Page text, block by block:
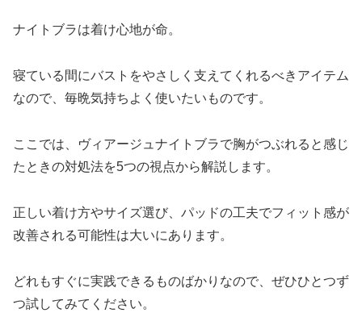
ナイトブラは着け心地が命。
寝ている間にバストをやさしく支えてくれるべきアイテム
なので、毎晩気持ちよく使いたいものです。
ここでは、ヴィアージュナイトブラで胸がつぶれると感じ
たときの対処法を5つの視点から解説します。
正しい着け方やサイズ選び、パッドの工夫でフィット感が
改善される可能性は大いにあります。
どれもすぐに実践できるものばかりなので、ぜひひとつず
つ試してみてください。